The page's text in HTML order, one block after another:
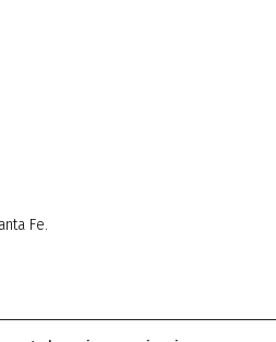
Fe.